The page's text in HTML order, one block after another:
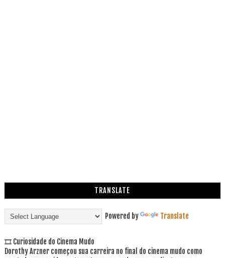
TRANSLATE
Powered by Translate
🎞 Curiosidade do Cinema Mudo
Dorothy Arzner começou sua carreira no final do cinema mudo como